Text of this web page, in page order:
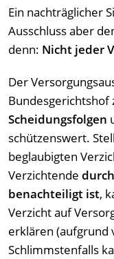
Ein nachträglicher
Ausschluss aber
denn: Nicht jeder
Der
Bundesgerichtshof
Scheidungsfolgen
schützenswert.
beglaubigten
Verzichtende
benachteiligt ist,
Verzicht auf
erklären (aufgrund
Schlimmstenfalls